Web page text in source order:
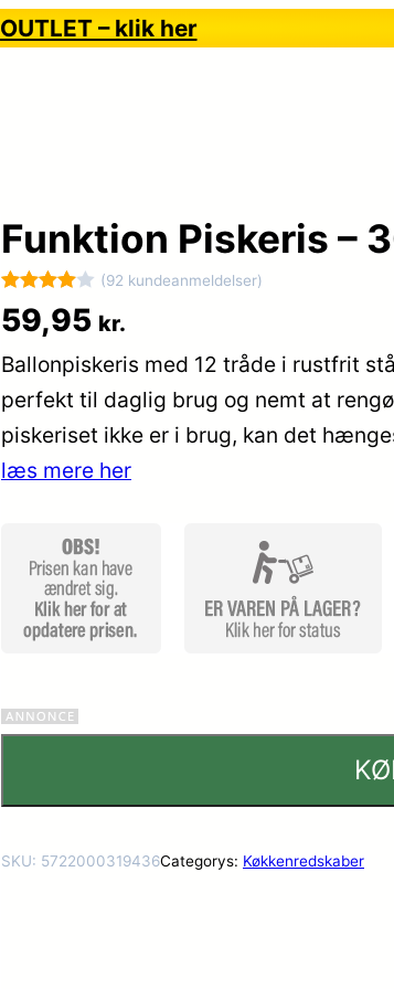
OUTLET – klik her
Funktion Piskeris –
Bedømt
som 4
ud af 5
baseret
på
92
kundebed
ømmelse
(92 kundeanmeldelser)
59,95 kr.
Ballonpiskeris med 12 tråde i rustfrit
perfekt til daglig brug og nemt at
piskeriset ikke er i brug, kan det
læs mere her
SKU: 5722000319436Categorys: Køkkenredskaber